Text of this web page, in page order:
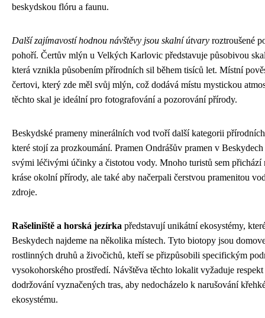
beskydskou flóru a faunu.
Další zajímavostí hodnou návštěvy jsou skalní útvary roztroušené
pohoří. Čertův mlýn u Velkých Karlovic představuje působivou
která vznikla působením přírodních sil během tisíců let. Místní
čertovi, který zde měl svůj mlýn, což dodává místu mystickou
těchto skal je ideální pro fotografování a pozorování přírody.
Beskydské prameny minerálních vod tvoří další kategorii
které stojí za prozkoumání. Pramen Ondrášův pramen v
svými léčivými účinky a čistotou vody. Mnoho turistů sem přichází
kráse okolní přírody, ale také aby načerpali čerstvou pramenitou
zdroje.
Rašeliniště a horská jezírka představují unikátní ekosystémy,
Beskydech najdeme na několika místech. Tyto biotopy jsou
rostlinných druhů a živočichů, kteří se přizpůsobili specifickým
vysokohorského prostředí. Návštěva těchto lokalit vyžaduje
dodržování vyznačených tras, aby nedocházelo k narušování
ekosystému.